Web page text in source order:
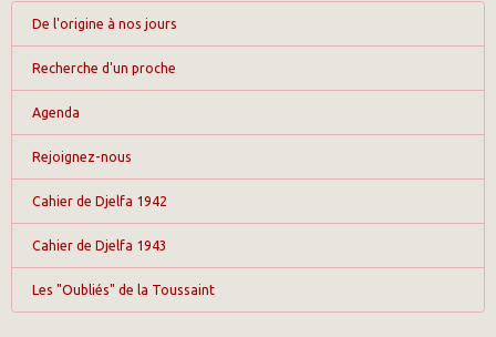
De l'origine à nos jours
Recherche d'un proche
Agenda
Rejoignez-nous
Cahier de Djelfa 1942
Cahier de Djelfa 1943
Les "Oubliés" de la Toussaint